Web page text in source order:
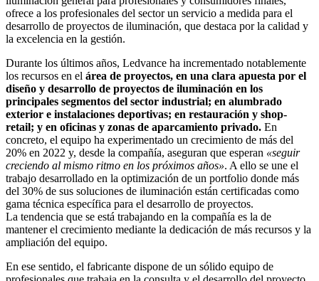
ofrece a los profesionales del sector un servicio a medida para el
desarrollo de proyectos de iluminación, que destaca por la calidad y
la excelencia en la gestión.
Durante los últimos años, Ledvance ha incrementado notablemente
los recursos en el área de proyectos, en una clara apuesta por el
diseño y desarrollo de proyectos de iluminación en los
principales segmentos del sector industrial; en alumbrado
exterior e instalaciones deportivas; en restauración y shop-
retail; y en oficinas y zonas de aparcamiento privado. En
concreto, el equipo ha experimentado un crecimiento de más del
20% en 2022 y, desde la compañía, aseguran que esperan «seguir
creciendo al mismo ritmo en los próximos años». A ello se une el
trabajo desarrollado en la optimización de un portfolio donde más
del 30% de sus soluciones de iluminación están certificadas como
gama técnica específica para el desarrollo de proyectos.
La tendencia que se está trabajando en la compañía es la de
mantener el crecimiento mediante la dedicación de más recursos y la
ampliación del equipo.
En ese sentido, el fabricante dispone de un sólido equipo de